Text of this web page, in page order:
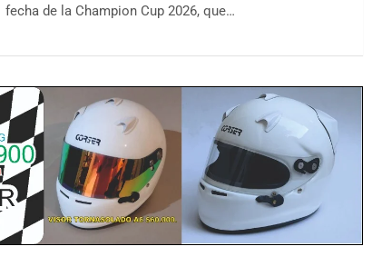
fecha de la Champion Cup 2026, que…